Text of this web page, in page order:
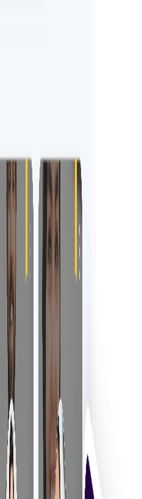
всей информации и
найма
с помощью эффективных
и управления
экспертов